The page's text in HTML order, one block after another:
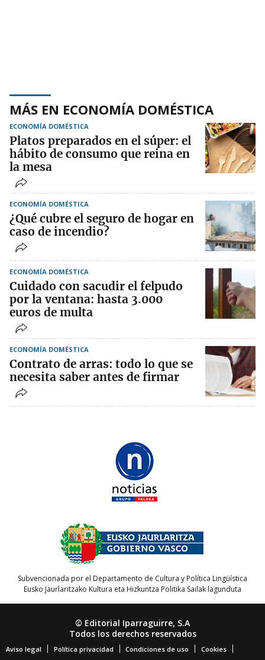
MÁS EN ECONOMÍA DOMÉSTICA
ECONOMÍA DOMÉSTICA
Platos preparados en el súper: el
hábito de consumo que reina en
la mesa
ECONOMÍA DOMÉSTICA
¿Qué cubre el seguro de hogar en
caso de incendio?
ECONOMÍA DOMÉSTICA
Cuidado con sacudir el felpudo
por la ventana: hasta 3.000
euros de multa
ECONOMÍA DOMÉSTICA
Contrato de arras: todo lo que se
necesita saber antes de firmar
Subvencionada por el Departamento de Cultura y Política Lingüística
Eusko Jaurlaritzako Kultura eta Hizkuntza Politika Sailak lagunduta
© Editorial Iparraguirre, S.A
Todos los derechos reservados
Aviso legal Política privacidad Condiciones de uso Cookies